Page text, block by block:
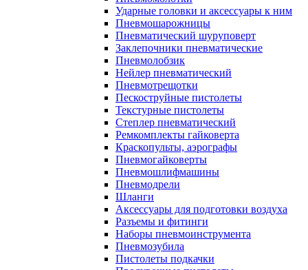
Ударные головки и аксессуары к ним
Пневмошарожницы
Пневматический шуруповерт
Заклепочники пневматические
Пневмолобзик
Нейлер пневматический
Пневмотрещотки
Пескоструйные пистолеты
Текстурные пистолеты
Степлер пневматический
Ремкомплекты гайковерта
Краскопульты, аэрографы
Пневмогайковерты
Пневмошлифмашины
Пневмодрели
Шланги
Аксессуары для подготовки воздуха
Разъемы и фитинги
Наборы пневмоинструмента
Пневмозубила
Пистолеты подкачки